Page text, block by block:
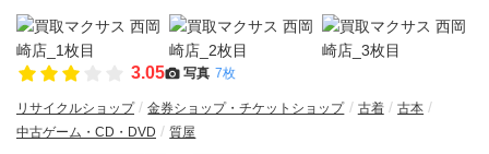
3.05 写真 7枚
リサイクルショップ 金券ショップ・チケットショップ 古着
古本
中古ゲーム・CD・DVD
質屋